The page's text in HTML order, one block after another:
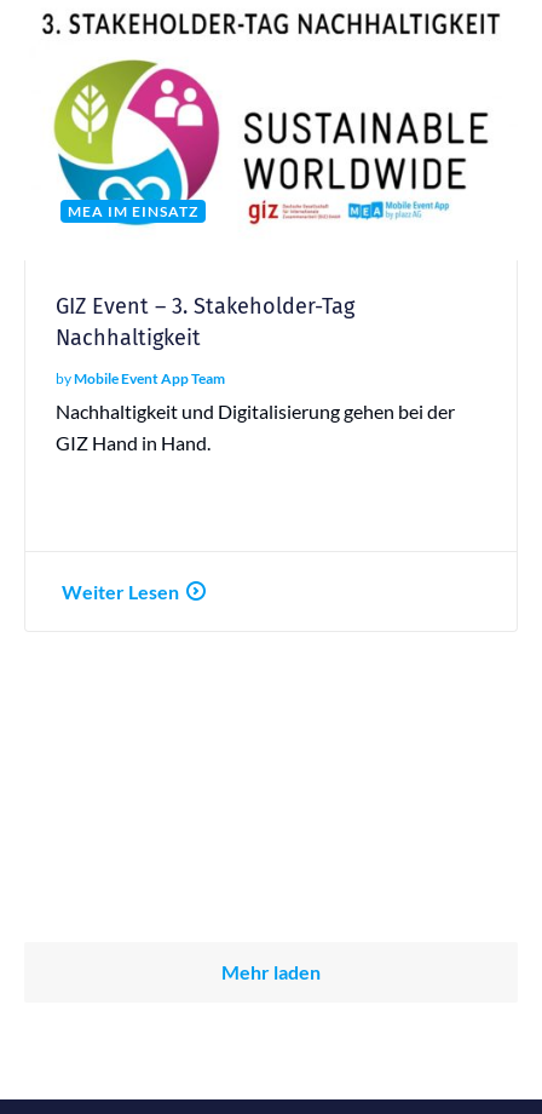
MEA IM EINSATZ
GIZ Event – 3. Stakeholder-Tag
Nachhaltigkeit
byMobile Event App Team
Nachhaltigkeit und Digitalisierung gehen bei der
GIZ Hand in Hand.
Weiter Lesen
Mehr laden